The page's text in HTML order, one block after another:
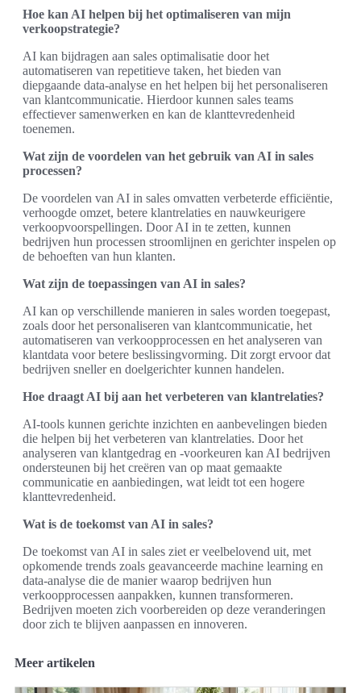
Hoe kan AI helpen bij het optimaliseren van mijn
verkoopstrategie?
AI kan bijdragen aan sales optimalisatie door het
automatiseren van repetitieve taken, het bieden van
diepgaande data-analyse en het helpen bij het personaliseren
van klantcommunicatie. Hierdoor kunnen sales teams
effectiever samenwerken en kan de klanttevredenheid
toenemen.
Wat zijn de voordelen van het gebruik van AI in sales
processen?
De voordelen van AI in sales omvatten verbeterde efficiëntie,
verhoogde omzet, betere klantrelaties en nauwkeurigere
verkoopvoorspellingen. Door AI in te zetten, kunnen
bedrijven hun processen stroomlijnen en gerichter inspelen op
de behoeften van hun klanten.
Wat zijn de toepassingen van AI in sales?
AI kan op verschillende manieren in sales worden toegepast,
zoals door het personaliseren van klantcommunicatie, het
automatiseren van verkoopprocessen en het analyseren van
klantdata voor betere beslissingvorming. Dit zorgt ervoor dat
bedrijven sneller en doelgerichter kunnen handelen.
Hoe draagt AI bij aan het verbeteren van klantrelaties?
AI-tools kunnen gerichte inzichten en aanbevelingen bieden
die helpen bij het verbeteren van klantrelaties. Door het
analyseren van klantgedrag en -voorkeuren kan AI bedrijven
ondersteunen bij het creëren van op maat gemaakte
communicatie en aanbiedingen, wat leidt tot een hogere
klanttevredenheid.
Wat is de toekomst van AI in sales?
De toekomst van AI in sales ziet er veelbelovend uit, met
opkomende trends zoals geavanceerde machine learning en
data-analyse die de manier waarop bedrijven hun
verkoopprocessen aanpakken, kunnen transformeren.
Bedrijven moeten zich voorbereiden op deze veranderingen
door zich te blijven aanpassen en innoveren.
Meer artikelen